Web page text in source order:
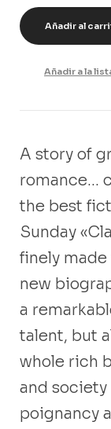
Añadir al
Añadir a la
A story of
romance…
the best
Sunday
finely
new
a
talent, but
whole rich
and society
poignancy